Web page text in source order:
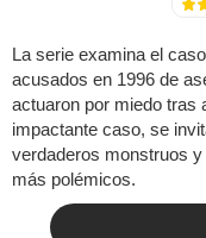
La serie examina el
acusados en 1996 de
actuaron por miedo tras
impactante caso, se
verdaderos monstruos
más polémicos.